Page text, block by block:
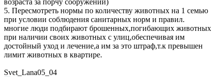
5. Пересмотреть нормы по количеству животных на 1 семью
при условии соблюдения санитарных норм и правил.
многие люди подбирают брошенных,погибающих животных
при наличии своих животных с улиц,обеспечивая им
достойный уход и лечение,а им за это штраф,т.к превышен
лимит животных в квартире.
Svet_Lana05_04